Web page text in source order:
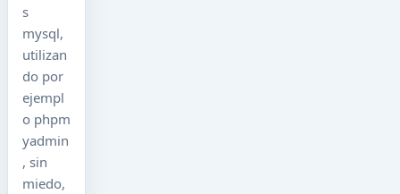
s
mysql,
utilizan
do por
ejempl
o phpm
yadmin
, sin
miedo,